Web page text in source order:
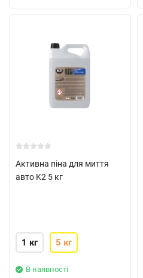
Активна піна для миття
авто K2 5 кг
1 кг 5 кг
В наявності